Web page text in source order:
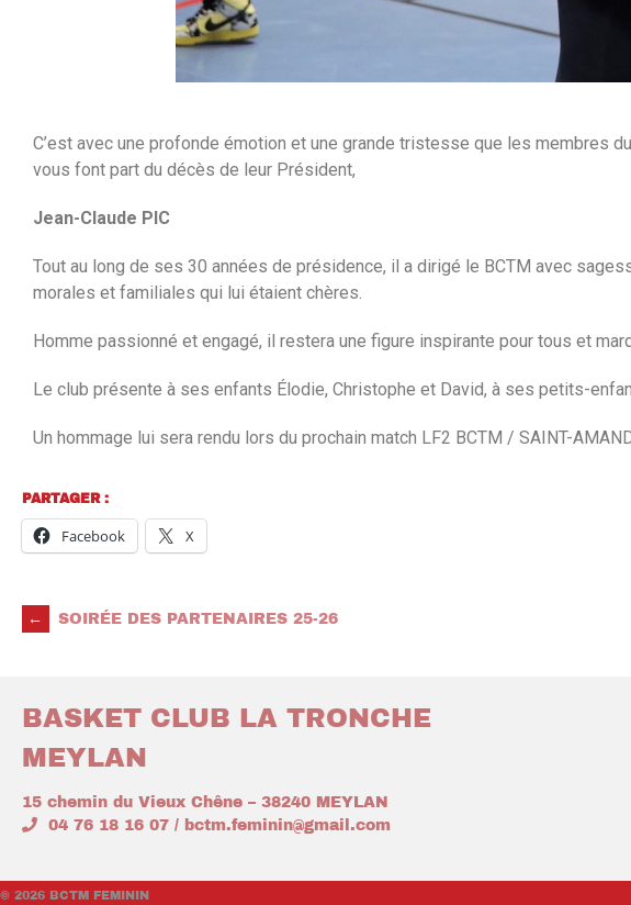
C’est avec une profonde émotion et une grande tristesse que les membres
vous font part du décès de leur Président,
Jean-Claude PIC
Tout au long de ses 30 années de présidence, il a dirigé le BCTM avec
morales et familiales qui lui étaient chères.
Homme passionné et engagé, il restera une figure inspirante pour tous et
Le club présente à ses enfants Élodie, Christophe et David, à ses petits-
Un hommage lui sera rendu lors du prochain match LF2 BCTM / SAINT-
PARTAGER :
Facebook X
← SOIRÉE DES PARTENAIRES 25-26
BASKET CLUB LA TRONCHE
MEYLAN
15 chemin du Vieux Chêne – 38240 MEYLAN
04 76 18 16 07 / bctm.feminin@gmail.com
© 2026 BCTM FEMININ